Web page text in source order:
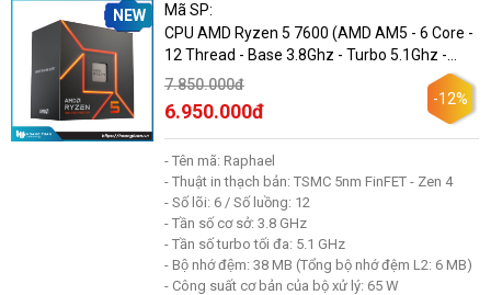
NEW
Mã SP:
CPU AMD Ryzen 5 7600 (AMD AM5 - 6 Core -
12 Thread - Base 3.8Ghz - Turbo 5.1Ghz -
Cache 38MB)
7.850.000đ
6.950.000đ
-12%
- Tên mã: Raphael
- Thuật in thạch bản: TSMC 5nm FinFET - Zen 4
- Số lõi: 6 / Số luồng: 12
- Tần số cơ sở: 3.8 GHz
- Tần số turbo tối đa: 5.1 GHz
- Bộ nhớ đệm: 38 MB (Tổng bộ nhớ đệm L2: 6 MB)
- Công suất cơ bản của bộ xử lý: 65 W